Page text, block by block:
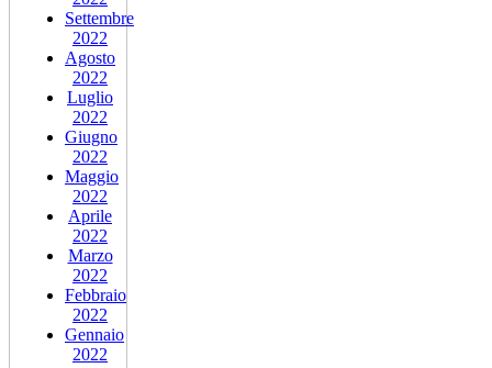
Settembre
2022
Agosto
2022
Luglio
2022
Giugno
2022
Maggio
2022
Aprile
2022
Marzo
2022
Febbraio
2022
Gennaio
2022